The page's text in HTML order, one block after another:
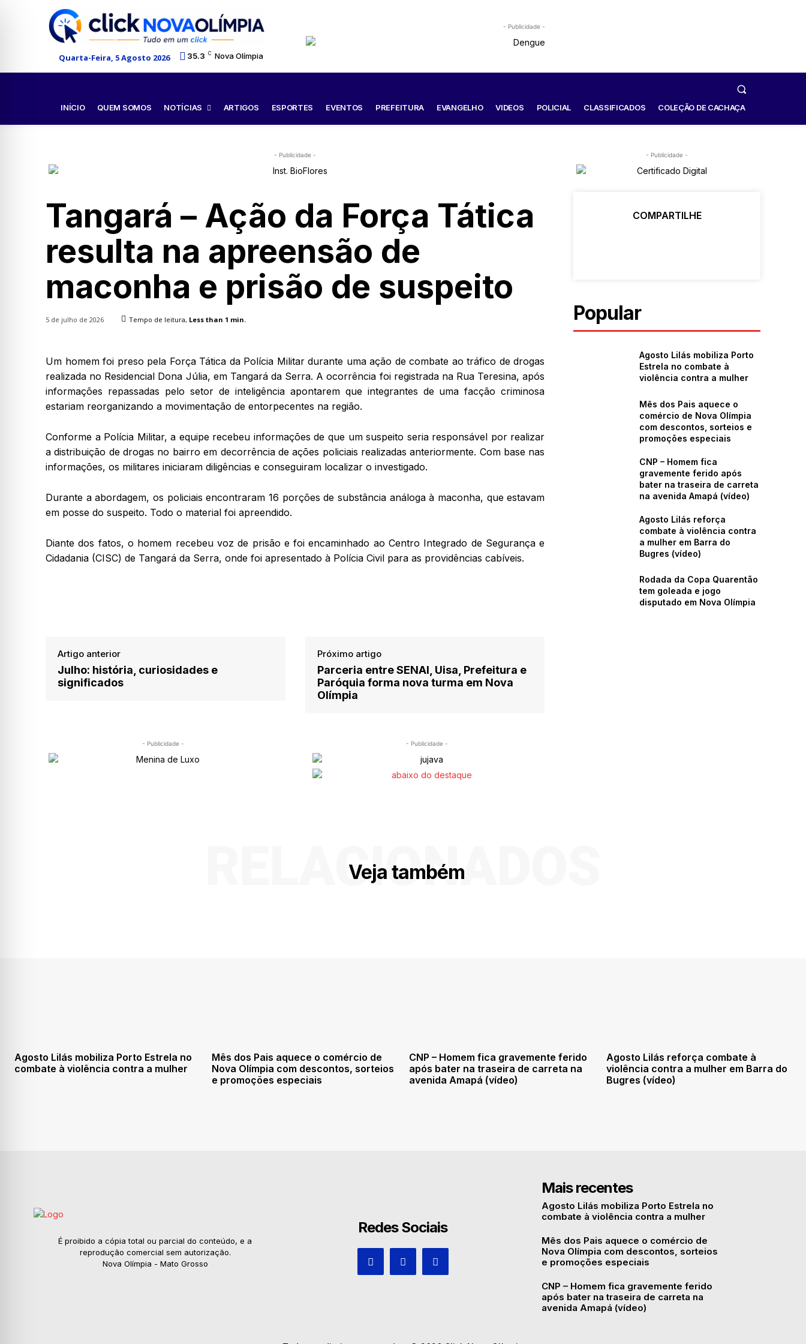
Quarta-Feira, 5 Agosto 2026 35.3 C Nova Olímpia
- Publicidade -
INÍCIO QUEM SOMOS NOTÍCIAS ARTIGOS ESPORTES EVENTOS PREFEITURA EVANGELHO VIDEOS POLICIAL CLASSIFICADOS COLEÇÃO DE CACHAÇA
- Publicidade -
Tangará – Ação da Força Tática
resulta na apreensão de
maconha e prisão de suspeito
5 de julho de 2026 Tempo de leitura, Less than 1 min.
Um homem foi preso pela Força Tática da Polícia Militar durante uma ação de combate ao tráfico de drogas
realizada no Residencial Dona Júlia, em Tangará da Serra. A ocorrência foi registrada na Rua Teresina, após
informações repassadas pelo setor de inteligência apontarem que integrantes de uma facção criminosa
estariam reorganizando a movimentação de entorpecentes na região.
Conforme a Polícia Militar, a equipe recebeu informações de que um suspeito seria responsável por realizar
a distribuição de drogas no bairro em decorrência de ações policiais realizadas anteriormente. Com base nas
informações, os militares iniciaram diligências e conseguiram localizar o investigado.
Durante a abordagem, os policiais encontraram 16 porções de substância análoga à maconha, que estavam
em posse do suspeito. Todo o material foi apreendido.
Diante dos fatos, o homem recebeu voz de prisão e foi encaminhado ao Centro Integrado de Segurança e
Cidadania (CISC) de Tangará da Serra, onde foi apresentado à Polícia Civil para as providências cabíveis.
Artigo anterior
Julho: história, curiosidades e
significados
Próximo artigo
Parceria entre SENAI, Uisa, Prefeitura e
Paróquia forma nova turma em Nova
Olímpia
- Publicidade - - Publicidade -
- Publicidade -
COMPARTILHE
Popular
Agosto Lilás mobiliza Porto
Estrela no combate à
violência contra a mulher
Mês dos Pais aquece o
comércio de Nova Olímpia
com descontos, sorteios e
promoções especiais
CNP – Homem fica
gravemente ferido após
bater na traseira de carreta
na avenida Amapá (vídeo)
Agosto Lilás reforça
combate à violência contra
a mulher em Barra do
Bugres (vídeo)
Rodada da Copa Quarentão
tem goleada e jogo
disputado em Nova Olímpia
Veja também
RELACIONADOS
Agosto Lilás mobiliza Porto Estrela no
combate à violência contra a mulher
Mês dos Pais aquece o comércio de
Nova Olímpia com descontos, sorteios
e promoções especiais
CNP – Homem fica gravemente ferido
após bater na traseira de carreta na
avenida Amapá (vídeo)
Agosto Lilás reforça combate à
violência contra a mulher em Barra do
Bugres (vídeo)
É proibido a cópia total ou parcial do conteúdo, e a
reprodução comercial sem autorização.
Nova Olímpia - Mato Grosso
Redes Sociais
Mais recentes
Agosto Lilás mobiliza Porto Estrela no
combate à violência contra a mulher
Mês dos Pais aquece o comércio de
Nova Olímpia com descontos, sorteios
e promoções especiais
CNP – Homem fica gravemente ferido
após bater na traseira de carreta na
avenida Amapá (vídeo)